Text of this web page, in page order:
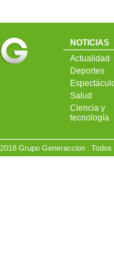
NOTICIAS
Actualidad
Deportes
Salud
Ciencia y
tecnología
2018 Grupo Generaccion .